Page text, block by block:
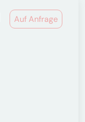
Auf Anfrage